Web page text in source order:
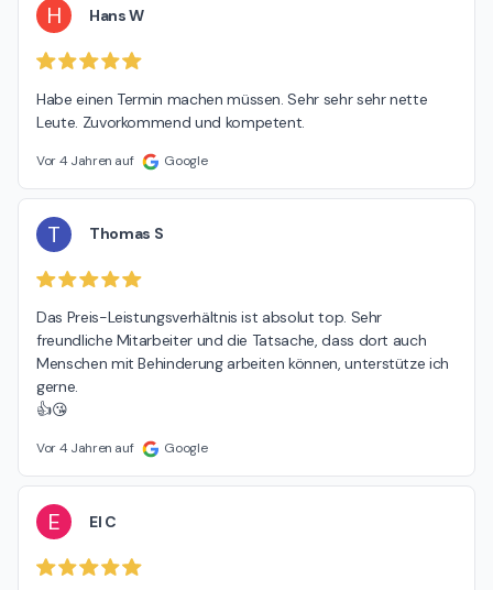
H Hans W
Habe einen Termin machen müssen. Sehr sehr sehr nette
Leute. Zuvorkommend und kompetent.
Vor 4 Jahren auf Google
T Thomas S
Das Preis-Leistungsverhältnis ist absolut top. Sehr
freundliche Mitarbeiter und die Tatsache, dass dort auch
Menschen mit Behinderung arbeiten können, unterstütze ich
gerne.
👍😘
Vor 4 Jahren auf Google
E El C